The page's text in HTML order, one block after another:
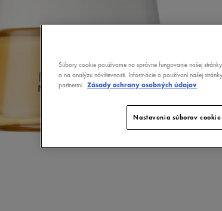
Súbory cookie používame na správne fungovanie našej
a na analýzu návštevnosti. Informácie o používaní našej
partnermi. Zásady ochrany osobných údajov
Nastavenia súborov cookie